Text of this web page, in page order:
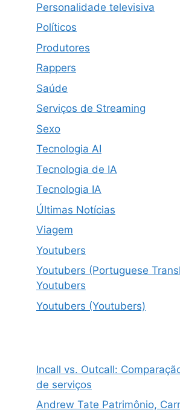
Personalidade televisiva
Políticos
Produtores
Rappers
Saúde
Serviços de Streaming
Sexo
Tecnologia AI
Tecnologia de IA
Tecnologia IA
Últimas Notícias
Viagem
Youtubers
Youtubers (Portuguese
Youtubers
Youtubers (Youtubers)
Incall vs. Outcall:
de serviços
Andrew Tate Patrimônio,